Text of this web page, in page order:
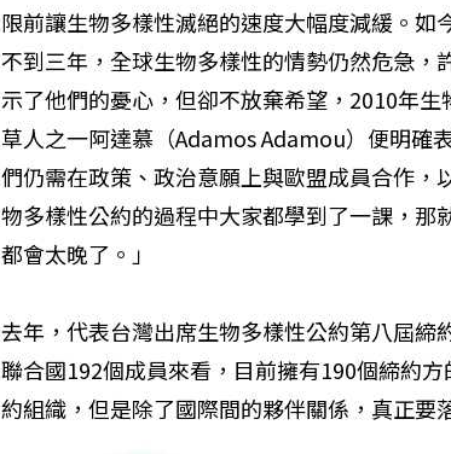
限前讓生物多樣性滅絕的速度大幅度減緩。如
不到三年，全球生物多樣性的情勢仍然危急，
示了他們的憂心，但卻不放棄希望，2010年
草人之一阿達慕（Adamos Adamou）便明確
們仍需在政策、政治意願上與歐盟成員合作
物多樣性公約的過程中大家都學到了一課，
都會太晚了。」
去年，代表台灣出席生物多樣性公約第八屆
聯合國192個成員來看，目前擁有190個締約
約組織，但是除了國際間的夥伴關係，真正要